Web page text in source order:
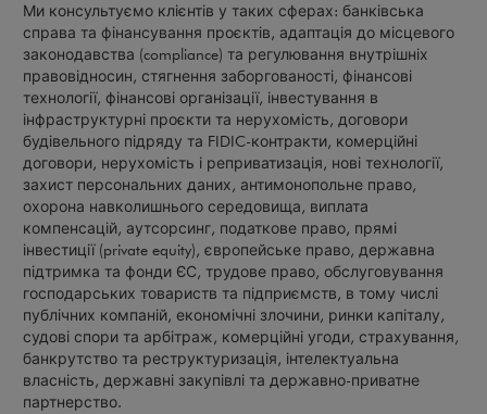
Ми консультуємо клієнтів у таких сферах: банківська
справа та фінансування проєктів, адаптація до місцевого
законодавства (compliance) та регулювання внутрішніх
правовідносин, стягнення заборгованості, фінансові
технології, фінансові організації, інвестування в
інфраструктурні проєкти та нерухомість, договори
будівельного підряду та FIDIC-контракти, комерційні
договори, нерухомість і реприватизація, нові технології,
захист персональних даних, антимонопольне право,
охорона навколишнього середовища, виплата
компенсацій, аутсорсинг, податкове право, прямі
інвестиції (private equity), європейське право, державна
підтримка та фонди ЄС, трудове право, обслуговування
господарських товариств та підприємств, в тому числі
публічних компаній, економічні злочини, ринки капіталу,
судові спори та арбітраж, комерційні угоди, страхування,
банкрутство та реструктуризація, інтелектуальна
власність, державні закупівлі та державно-приватне
партнерство.